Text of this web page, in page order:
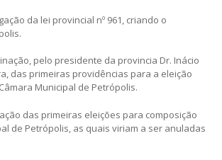
da lei provincial nº 961, criando o
pelo presidente da provincia Dr. Inácio
das primeiras providências para a eleição
Municipal de Petrópolis.
das primeiras eleições para composição
de Petrópolis, as quais viriam a ser anuladas